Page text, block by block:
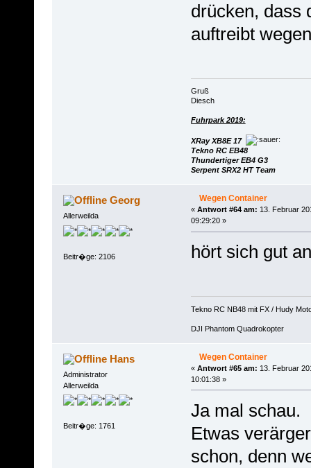
drücken, dass
auftreibt
Gruß
Diesch
Fuhrpark 2019:
XRay XB8E 17
Tekno RC EB48
Thundertiger EB4 G3
Serpent SRX2 HT Team
Georg
Allerweilda
Beitr�ge: 2106
Wegen Container
« Antwort #64 am: 13. Februar
09:29:20 »
hört sich gut
Tekno RC NB48 mit FX / Hudy
DJI Phantom Quadrokopter
Hans
Administrator
Allerweilda
Beitr�ge: 1761
Wegen Container
« Antwort #65 am: 13. Februar
10:01:38 »
Ja mal schau.
Etwas
schon, denn